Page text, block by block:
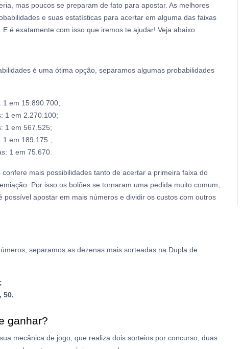
mas poucos se preparam de fato para apostar. As melhores
e suas estatísticas para acertar em alguma das faixas
é exatamente com isso que iremos te ajudar! Veja abaixo:
é uma ótima opção, separamos algumas probabilidades
: 1 em 15.890.700;
1 em 2.270.100;
1 em 567.525;
1 em 189.175 ;
1 em 75.670.
mais possibilidades tanto de acertar a primeira faixa do
Por isso os bolões se tornaram uma pedida muito comum,
possível apostar em mais números e dividir os custos com outros
separamos as dezenas mais sorteadas na Dupla de
50.
ganhar?
mecânica de jogo, que realiza dois sorteios por concurso, duas